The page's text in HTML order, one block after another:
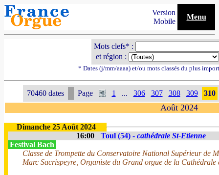
Version
Mobile
Menu
Mots clefs* :
et région :
* Dates (j/mm/aaaa) et/ou mots classés du plus
70460 dates Page 1 ... 306 307 308 309 310
Août 2024
Dimanche 25 Août 2024
16:00
Toul (54) - cathédrale St-Etienne
Festival Bach
Classe de Trompette du Conservatoire National Supérieur de
Marc Sacrispeyre, Organiste du Grand orgue de la Cathédrale